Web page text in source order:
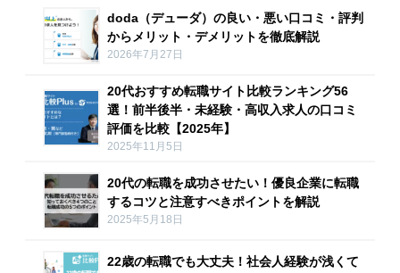
doda（デューダ）の良い・悪い口コミ・評判
からメリット・デメリットを徹底解説
2026年7月27日
20代おすすめ転職サイト比較ランキング56
選！前半後半・未経験・高収入求人の口コミ
評価を比較【2025年】
2025年11月5日
20代の転職を成功させたい！優良企業に転職
するコツと注意すべきポイントを解説
2025年5月18日
22歳の転職でも大丈夫！社会人経験が浅くて